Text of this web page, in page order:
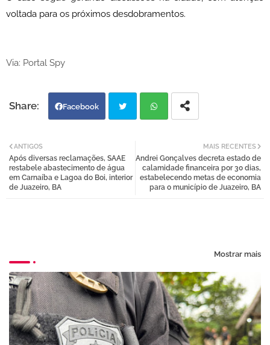
voltada para os próximos desdobramentos.
Via: Portal Spy
Facebook
tter atsa
pp
MAIS RECENTES
Andrei Gonçalves decreta estado de
calamidade financeira por 30 dias,
estabelecendo metas de economia
para o município de Juazeiro, BA
ANTIGOS
Após diversas reclamações, SAAE
restabele abastecimento de água
em Carnaíba e Lagoa do Boi, interior
de Juazeiro, BA
Mostrar mais